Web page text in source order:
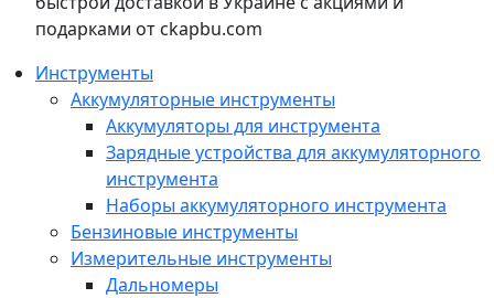
подарками от ckapbu.com
Инструменты
Аккумуляторные инструменты
Аккумуляторы для инструмента
Зарядные устройства для аккумуляторного
инструмента
Наборы аккумуляторного инструмента
Бензиновые инструменты
Измерительные инструменты
Дальномеры